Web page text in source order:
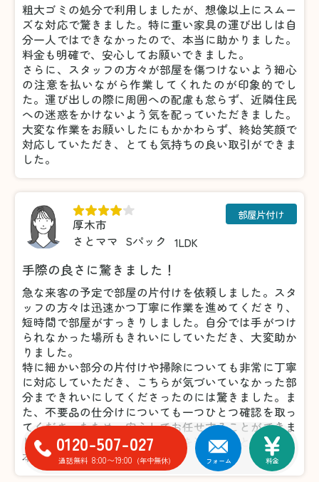
粗大ゴミの処分で利用しましたが、想像以上にスムー
ズな対応で驚きました。特に重い家具の運び出しは自
分一人ではできなかったので、本当に助かりました。
料金も明確で、安心してお願いできました。
さらに、スタッフの方々が部屋を傷つけないよう細心
の注意を払いながら作業してくれたのが印象的でし
た。運び出しの際に周囲への配慮も怠らず、近隣住民
への迷惑をかけないよう気を配っていただきました。
大変な作業をお願いしたにもかかわらず、終始笑顔で
対応していただき、とても気持ちの良い取引ができま
した。
厚木市
さとママ Sパック 1LDK
部屋片付け
手際の良さに驚きました！
急な来客の予定で部屋の片付けを依頼しました。スタ
ッフの方々は迅速かつ丁寧に作業を進めてくださり、
短時間で部屋がすっきりしました。自分では手がつけ
られなかった場所もきれいにしていただき、大変助か
りました。
特に細かい部分の片付けや掃除についても非常に丁寧
に対応していただき、こちらが気づいていなかった部
分まできれいにしてくださったのには驚きました。ま
た、不要品の仕分けについても一つひとつ確認を取っ
てくださったため、安心してお任せすることができま
した。おかげで気持ちよく来客を迎えることができ、
本当に感謝しています。
0120-507-027
通話無料 8:00〜19:00 (年中無休) フォーム 料金